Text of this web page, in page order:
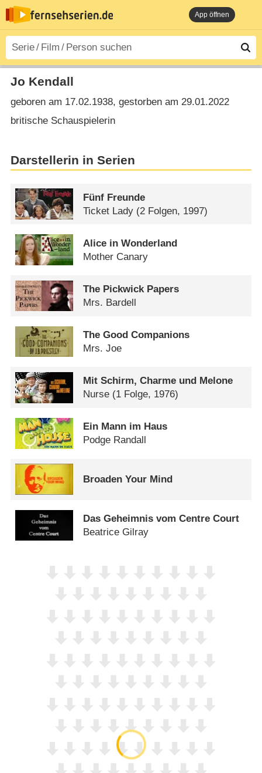
App öffnen
Jo Kendall
geboren am 17.02.1938, gestorben am 29.01.2022
britische Schauspielerin
Darstellerin in Serien
Fünf Freunde
Ticket Lady (2 Folgen, 1997)
Alice in Wonderland
Mother Canary
The Pickwick Papers
Mrs. Bardell
The Good Companions
Mrs. Joe
Mit Schirm, Charme und Melone
Nurse (1 Folge, 1976)
Ein Mann im Haus
Podge Randall
Broaden Your Mind
Das Geheimnis vom Centre Court
Beatrice Gilray